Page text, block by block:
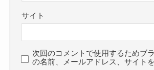
サイト
次回のコメントで使用するためブ
の名前、メールアドレス、サイト